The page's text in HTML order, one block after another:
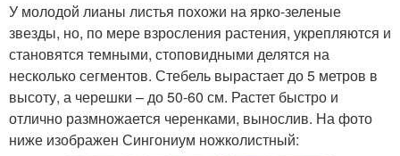
У молодой лианы листья похожи на ярко-зеленые
звезды, но, по мере взросления растения, укрепляются и
становятся темными, стоповидными делятся на
несколько сегментов. Стебель вырастает до 5 метров в
высоту, а черешки – до 50-60 см. Растет быстро и
отлично размножается черенками, вынослив. На фото
ниже изображен Сингониум ножколистный: